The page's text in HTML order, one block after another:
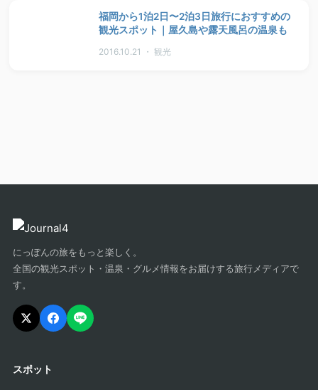
福岡から1泊2日〜2泊3日旅行におすすめの
観光スポット｜屋久島や露天風呂の温泉も
2016.10.21 ・ 観光
にっぽんの旅をもっと楽しく。
全国の観光スポット・温泉・グルメ情報をお届けする旅行メディアで
す。
スポット